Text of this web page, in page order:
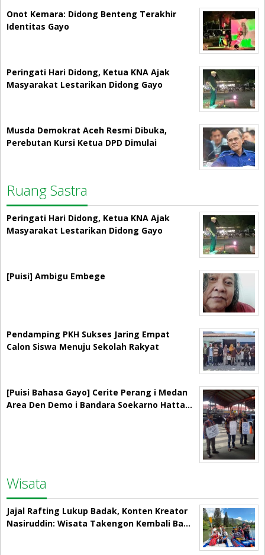
Onot Kemara: Didong Benteng Terakhir
Identitas Gayo
Peringati Hari Didong, Ketua KNA Ajak
Masyarakat Lestarikan Didong Gayo
Musda Demokrat Aceh Resmi Dibuka,
Perebutan Kursi Ketua DPD Dimulai
Ruang Sastra
Peringati Hari Didong, Ketua KNA Ajak
Masyarakat Lestarikan Didong Gayo
[Puisi] Ambigu Embege
Pendamping PKH Sukses Jaring Empat
Calon Siswa Menuju Sekolah Rakyat
[Puisi Bahasa Gayo] Cerite Perang i Medan
Area Den Demo i Bandara Soekarno Hatta…
Wisata
Jajal Rafting Lukup Badak, Konten Kreator
Nasiruddin: Wisata Takengon Kembali Ba…